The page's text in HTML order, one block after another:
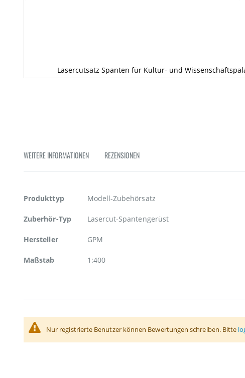
Lasercutsatz Spanten für Kultur- und
WEITERE INFORMATIONEN REZENSIONEN
Weitere
Produkttyp Modell-Zubehörsatz
Zuberhör-Typ Lasercut-Spantengerüst
Hersteller GPM
Maßstab 1:400
Nur registrierte Benutzer können Bewertungen schreiben. Bitte